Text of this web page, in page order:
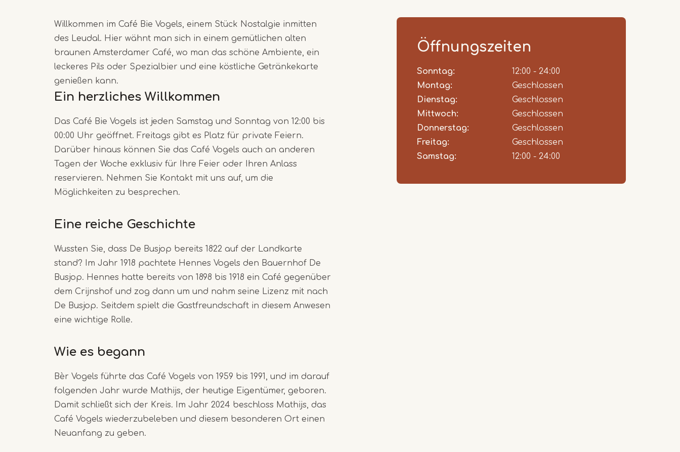
of
2
Willkommen im Café Bie Vogels, einem Stück Nostalgie inmitten
des Leudal. Hier wähnt man sich in einem gemütlichen alten
braunen Amsterdamer Café, wo man das schöne Ambiente, ein
leckeres Pils oder Spezialbier und eine köstliche Getränkekarte
genießen kann.
Ein herzliches Willkommen
Das Café Bie Vogels ist jeden Samstag und Sonntag von 12:00 bis
00:00 Uhr geöffnet. Freitags gibt es Platz für private Feiern.
Darüber hinaus können Sie das Café Vogels auch an anderen
Tagen der Woche exklusiv für Ihre Feier oder Ihren Anlass
reservieren. Nehmen Sie Kontakt mit uns auf, um die
Möglichkeiten zu besprechen.
Eine reiche Geschichte
Wussten Sie, dass De Busjop bereits 1822 auf der Landkarte
stand? Im Jahr 1918 pachtete Hennes Vogels den Bauernhof De
Busjop. Hennes hatte bereits von 1898 bis 1918 ein Café gegenüber
dem Crijnshof und zog dann um und nahm seine Lizenz mit nach
De Busjop. Seitdem spielt die Gastfreundschaft in diesem Anwesen
eine wichtige Rolle.
Wie es begann
Bèr Vogels führte das Café Vogels von 1959 bis 1991, und im darauf
folgenden Jahr wurde Mathijs, der heutige Eigentümer, geboren.
Damit schließt sich der Kreis. Im Jahr 2024 beschloss Mathijs, das
Café Vogels wiederzubeleben und diesem besonderen Ort einen
Neuanfang zu geben.
Öffnungszeiten
Day
Time
slot
Comment
Sonntag:
12:00 - 24:00
Montag:
Geschlossen
Dienstag:
Geschlossen
Mittwoch:
Geschlossen
Donnerstag:
Geschlossen
Freitag:
Geschlossen
Samstag:
12:00 - 24:00